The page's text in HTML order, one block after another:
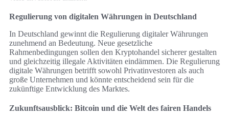
Regulierung von digitalen Währungen in Deutschland
In Deutschland gewinnt die Regulierung digitaler Währungen
zunehmend an Bedeutung. Neue gesetzliche
Rahmenbedingungen sollen den Kryptohandel sicherer gestalten
und gleichzeitig illegale Aktivitäten eindämmen. Die Regulierung
digitale Währungen betrifft sowohl Privatinvestoren als auch
große Unternehmen und könnte entscheidend sein für die
zukünftige Entwicklung des Marktes.
Zukunftsausblick: Bitcoin und die Welt des fairen Handels